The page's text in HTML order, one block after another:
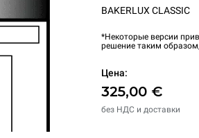
BAKERLUX CLASSIC
*Некоторые версии
решение таким
Цена:
325,00 €
без НДС и доставки